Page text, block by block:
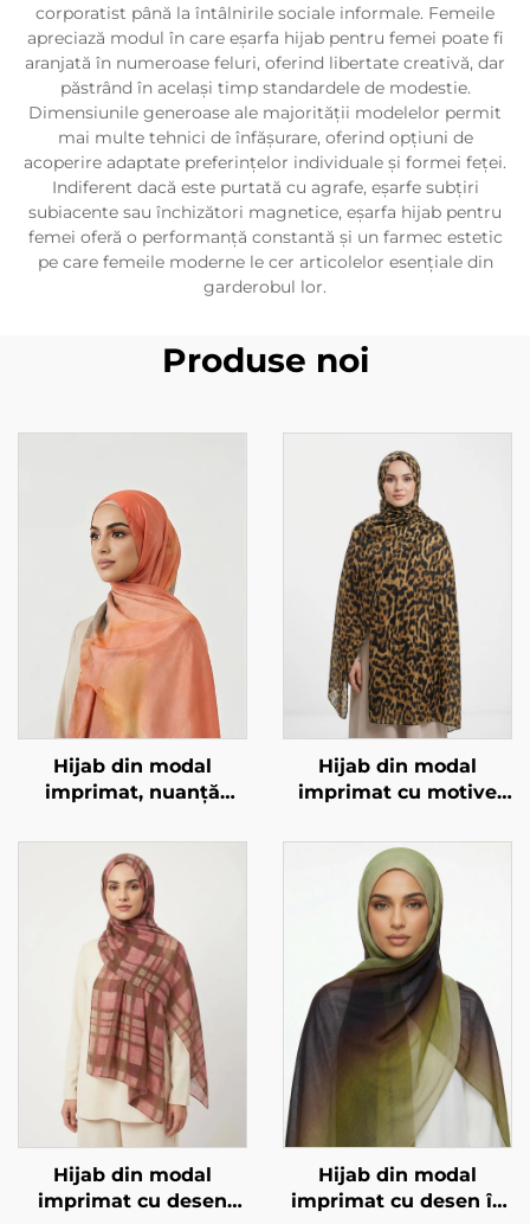
corporatist până la întâlnirile sociale informale. Femeile
apreciază modul în care eșarfa hijab pentru femei poate fi
aranjată în numeroase feluri, oferind libertate creativă, dar
păstrând în același timp standardele de modestie.
Dimensiunile generoase ale majorității modelelor permit
mai multe tehnici de înfășurare, oferind opțiuni de
acoperire adaptate preferințelor individuale și formei feței.
Indiferent dacă este purtată cu agrafe, eșarfe subțiri
subiacente sau închizători magnetice, eșarfa hijab pentru
femei oferă o performanță constantă și un farmec estetic
pe care femeile moderne le cer articolelor esențiale din
garderobul lor.
Produse noi
Hijab din modal
imprimat, nuanță
Hijab din modal
imprimat cu motive
leopard
Hijab din modal
imprimat cu desen
Hijab din modal
imprimat cu desen în